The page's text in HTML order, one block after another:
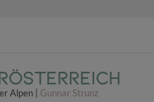
Alpen | Gunnar Strunz